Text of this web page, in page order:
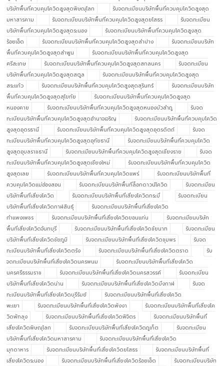
บริษัทพื้นที่ควบคุมโควิดสูงสุดพิษณุโลก
รับจดทะเบียนบริษัทพื้นที่ควบคุมโควิดสูงสุด
มหาสารคาม
รับจดทะเบียนบริษัทพื้นที่ควบคุมโควิดสูงสุดยโสธร
รับจดทะเบียน
บริษัทพื้นที่ควบคุมโควิดสูงสุดระนอง
รับจดทะเบียนบริษัทพื้นที่ควบคุมโควิดสูงสุด
ร้อยเอ็ด
รับจดทะเบียนบริษัทพื้นที่ควบคุมโควิดสูงสุดลำปาง
รับจดทะเบียนบริษัท
พื้นที่ควบคุมโควิดสูงสุดลำพูน
รับจดทะเบียนบริษัทพื้นที่ควบคุมโควิดสูงสุด
ศรีสะเกษ
รับจดทะเบียนบริษัทพื้นที่ควบคุมโควิดสูงสุดสกลนคร
รับจดทะเบียน
บริษัทพื้นที่ควบคุมโควิดสูงสุดสตูล
รับจดทะเบียนบริษัทพื้นที่ควบคุมโควิดสูงสุด
สระแก้ว
รับจดทะเบียนบริษัทพื้นที่ควบคุมโควิดสูงสุดสุรินทร์
รับจดทะเบียนบริษัท
พื้นที่ควบคุมโควิดสูงสุดสุโขทัย
รับจดทะเบียนบริษัทพื้นที่ควบคุมโควิดสูงสุด
หนองคาย
รับจดทะเบียนบริษัทพื้นที่ควบคุมโควิดสูงสุดหนองบัวลำภู
รับจด
ทะเบียนบริษัทพื้นที่ควบคุมโควิดสูงสุดอำนาจเจริญ
รับจดทะเบียนบริษัทพื้นที่ควบคุมโควิด
สูงสุดอุดรธานี
รับจดทะเบียนบริษัทพื้นที่ควบคุมโควิดสูงสุดอุตรดิตถ์
รับจด
ทะเบียนบริษัทพื้นที่ควบคุมโควิดสูงสุดอุทัยธานี
รับจดทะเบียนบริษัทพื้นที่ควบคุมโควิด
สูงสุดอุบลราชธานี
รับจดทะเบียนบริษัทพื้นที่ควบคุมโควิดสูงสุดเชียงราย
รับจด
ทะเบียนบริษัทพื้นที่ควบคุมโควิดสูงสุดเชียงใหม่
รับจดทะเบียนบริษัทพื้นที่ควบคุมโควิด
สูงสุดเลย
รับจดทะเบียนบริษัทพื้นที่ควบคุมโควิดแพร่
รับจดทะเบียนบริษัทพื้นที่
ควบคุมโควิดแม่ฮ่องสอน
รับจดทะเบียนบริษัทพื้นที่ล็อกดาวน์โควิด
รับจดทะเบียน
บริษัทพื้นที่เสี่ยงโควิด
รับจดทะเบียนบริษัทพื้นที่เสี่ยงโควิดกระบี่
รับจดทะเบียน
บริษัทพื้นที่เสี่ยงโควิดกาฬสินธุ์
รับจดทะเบียนบริษัทพื้นที่เสี่ยงโควิด
กำแพงเพชร
รับจดทะเบียนบริษัทพื้นที่เสี่ยงโควิดขอนแก่น
รับจดทะเบียนบริษัท
พื้นที่เสี่ยงโควิดจันทบุรี
รับจดทะเบียนบริษัทพื้นที่เสี่ยงโควิดชัยนาท
รับจดทะเบียน
บริษัทพื้นที่เสี่ยงโควิดชัยภูมิ
รับจดทะเบียนบริษัทพื้นที่เสี่ยงโควิดชุมพร
รับจด
ทะเบียนบริษัทพื้นที่เสี่ยงโควิดตรัง
รับจดทะเบียนบริษัทพื้นที่เสี่ยงโควิดตราด
รับ
จดทะเบียนบริษัทพื้นที่เสี่ยงโควิดนครพนม
รับจดทะเบียนบริษัทพื้นที่เสี่ยงโควิด
นครศรีธรรมราช
รับจดทะเบียนบริษัทพื้นที่เสี่ยงโควิดนครสวรรค์
รับจดทะเบียน
บริษัทพื้นที่เสี่ยงโควิดน่าน
รับจดทะเบียนบริษัทพื้นที่เสี่ยงโควิดบึงกาฬ
รับจด
ทะเบียนบริษัทพื้นที่เสี่ยงโควิดบุรีรัมย์
รับจดทะเบียนบริษัทพื้นที่เสี่ยงโควิด
พะเยา
รับจดทะเบียนบริษัทพื้นที่เสี่ยงโควิดพังงา
รับจดทะเบียนบริษัทพื้นที่เสี่ยงโค
วิดพัทลุง
รับจดทะเบียนบริษัทพื้นที่เสี่ยงโควิดพิจิตร
รับจดทะเบียนบริษัทพื้นที่
เสี่ยงโควิดพิษณุโลก
รับจดทะเบียนบริษัทพื้นที่เสี่ยงโควิดภูเก็ต
รับจดทะเบียน
บริษัทพื้นที่เสี่ยงโควิดมหาสารคาม
รับจดทะเบียนบริษัทพื้นที่เสี่ยงโควิด
มุกดาหาร
รับจดทะเบียนบริษัทพื้นที่เสี่ยงโควิดยโสธร
รับจดทะเบียนบริษัทพื้นที่
เสี่ยงโควิดระนอง
รับจดทะเบียนบริษัทพื้นที่เสี่ยงโควิดร้อยเอ็ด
รับจดทะเบียนบริษัท